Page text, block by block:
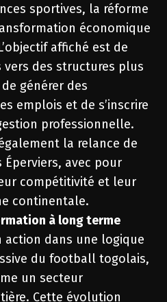
sportives, la réforme
économique
affiché est de
des structures plus
générer des
emplois et de s’inscrire
professionnelle.
la relance de
Éperviers, avec pour
compétitivité et leur
continentale.
à long terme
action dans une logique
du football togolais,
un secteur
Cette évolution